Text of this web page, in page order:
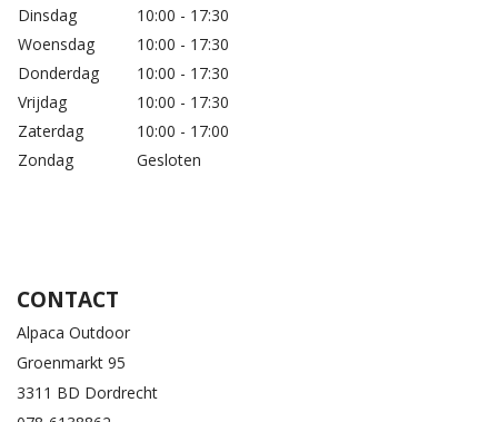
Dinsdag
10:00 - 17:30
Woensdag
10:00 - 17:30
Donderdag
10:00 - 17:30
Vrijdag
10:00 - 17:30
Zaterdag
10:00 - 17:00
Zondag
Gesloten
CONTACT
Alpaca Outdoor
Groenmarkt 95
3311 BD Dordrecht